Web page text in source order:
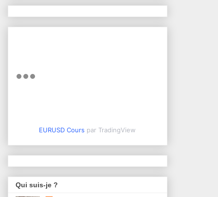
EURUSD Cours par TradingView
Qui suis-je ?